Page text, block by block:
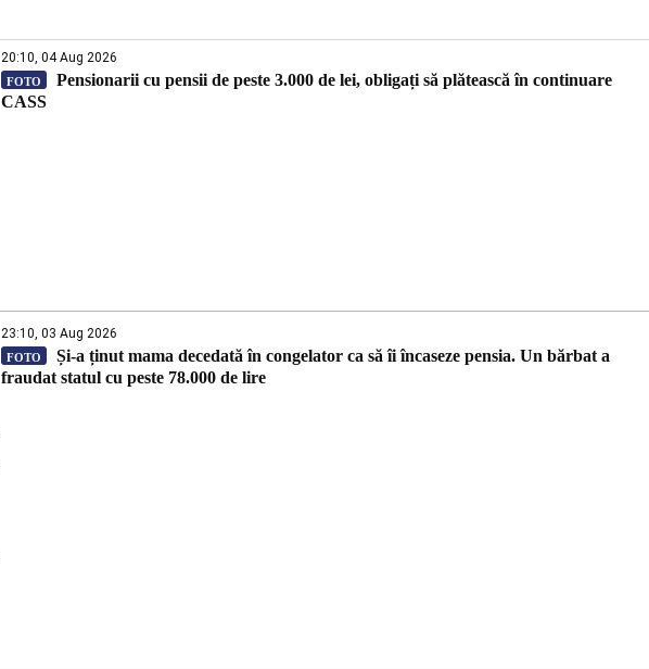
20:10, 04 Aug 2026
FOTO
Pensionarii cu pensii de peste 3.000 de lei, obligați să plătească în continuare
CASS
23:10, 03 Aug 2026
FOTO
Și-a ținut mama decedată în congelator ca să îi încaseze pensia. Un bărbat a
fraudat statul cu peste 78.000 de lire